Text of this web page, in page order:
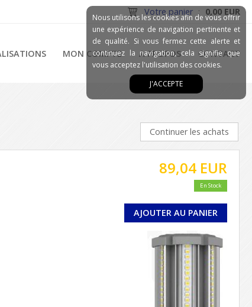
Votre panier : 0,00 EUR
MON COMPTE A PROPOS CONTACT
Continuer les achats
89,04 EUR
En Stock
AJOUTER AU PANIER
Nous utilisons les cookies afin de vous offrir
une expérience de navigation pertinente et
de qualité. Si vous fermez cette alerte et
continuez la navigation, cela signifie que
vous acceptez l'utilisation des cookies.
J'ACCEPTE